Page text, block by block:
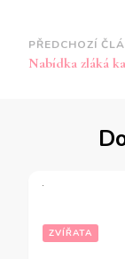
PŘEDCHOZÍ
Nabídka zláká
ZVÍŘATA